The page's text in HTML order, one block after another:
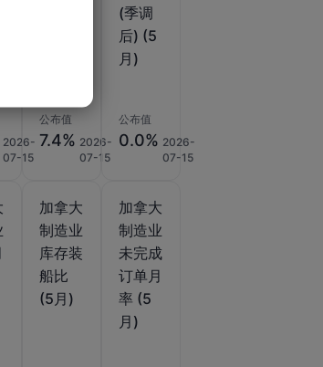
2026-
07-15
公布值
7.4% 2026-
07-15
(季调
后) (5
月)
公布值
0.0% 2026-
07-15
加拿大
制造业
库存装
船比
(5月)
加拿大
制造业
未完成
订单月
率 (5
月)